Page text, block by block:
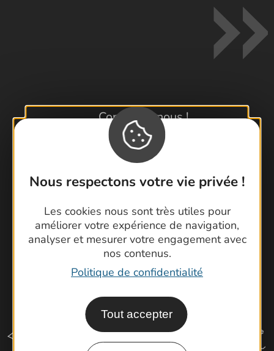
Nous respectons votre vie privée !
Les cookies nous sont très utiles pour
améliorer votre expérience de navigation,
analyser et mesurer votre engagement avec
nos contenus.
Politique de confidentialité
Tout accepter
Contactez-nous !
Foire aux questions
Brochures
Latitude Gard